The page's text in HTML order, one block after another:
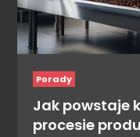
Porady
Jak powstaje
procesie